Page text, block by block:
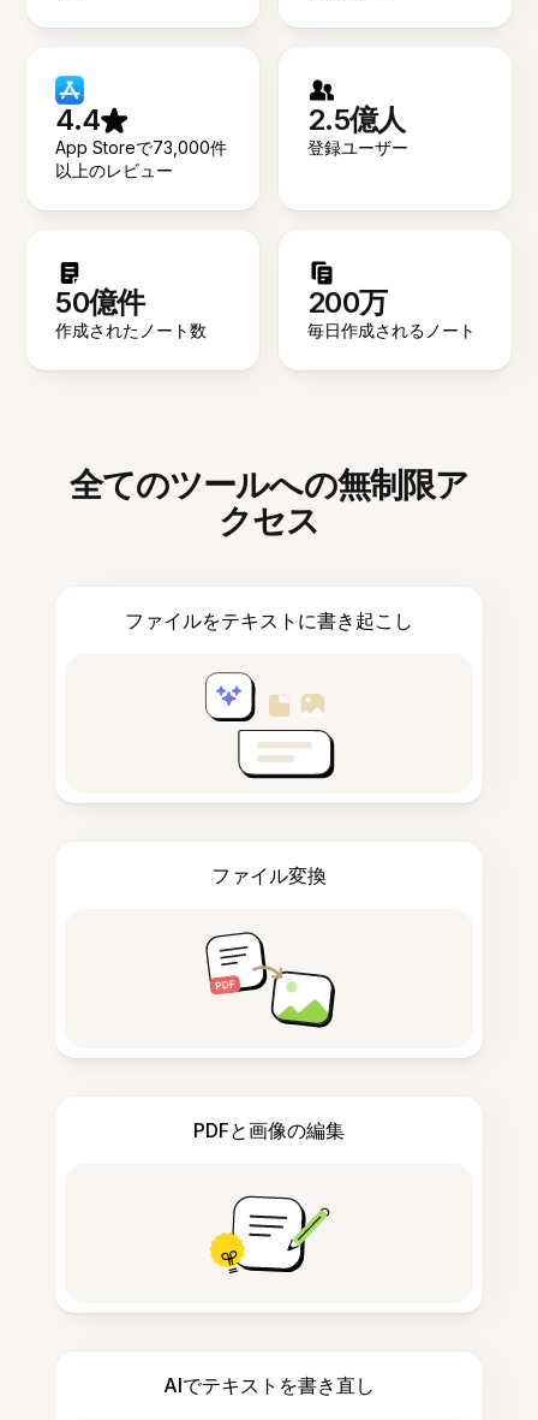
4.4
App Storeで73,000件
以上のレビュー
2.5億人
登録ユーザー
50億件
作成されたノート数
200万
毎日作成されるノート
全てのツールへの無制限ア
クセス
ファイルをテキストに書き起こし
ファイル変換
PDFと画像の編集
AIでテキストを書き直し